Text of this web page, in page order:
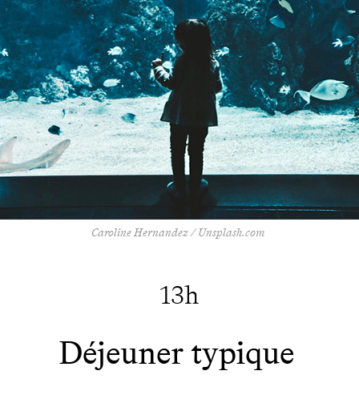
Caroline Hernandez / Unsplash.com
13h
Déjeuner typique